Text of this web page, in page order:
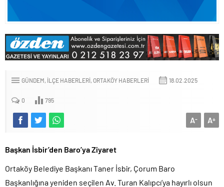
GÜNDEM İLÇE HABERLERI ORTAKÖY HABERLERI 18.02.2025
0 795
A+
A-
Başkan İsbir’den Baro’ya Ziyaret
Ortaköy Belediye Başkanı Taner İsbir, Çorum Baro
Başkanlığına yeniden seçilen Av. Turan Kalıpcı’ya hayırlı olsun